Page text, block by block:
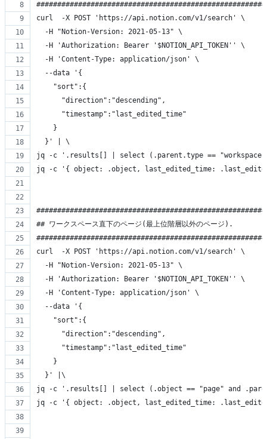
#######################################################
curl  -X POST 'https://api.notion.com/v1/search' \
  -H "Notion-Version: 2021-05-13" \
  -H 'Authorization: Bearer '$NOTION_API_TOKEN'' \
  -H 'Content-Type: application/json' \
  --data '{
    "sort":{
      "direction":"descending",
      "timestamp":"last_edited_time"
    }
  }' | \
jq -c '.results[] | select (.parent.type ==
jq -c '{ object: .object, last_edited_time:
#######################################################
## ワークスペース直下のページ(最上位階層以外のページ).
#######################################################
curl  -X POST 'https://api.notion.com/v1/search' \
  -H "Notion-Version: 2021-05-13" \
  -H 'Authorization: Bearer '$NOTION_API_TOKEN'' \
  -H 'Content-Type: application/json' \
  --data '{
    "sort":{
      "direction":"descending",
      "timestamp":"last_edited_time"
    }
  }' |\
jq -c '.results[] | select (.object == "page" and
jq -c '{ object: .object, last_edited_time: